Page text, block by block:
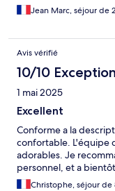
Jean Marc, séjour de
Avis vérifié
10/10
1 mai 2025
Excellent
Conforme a la
confortable. L'équipe
adorables. Je
personnel, et a
Christophe, séjour de